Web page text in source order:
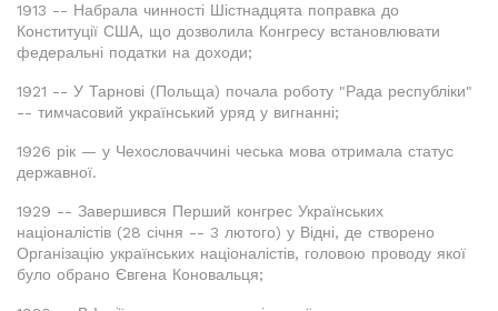
1913 -- Набрала чинності Шістнадцята поправка до
Конституції США, що дозволила Конгресу встановлювати
федеральні податки на доходи;
1921 -- У Тарнові (Польща) почала роботу "Рада республіки"
-- тимчасовий український уряд у вигнанні;
1926 рік — у Чехословаччині чеська мова отримала статус
державної.
1929 -- Завершився Перший конгрес Українських
націоналістів (28 січня -- 3 лютого) у Відні, де створено
Організацію українських націоналістів, головою проводу якої
було обрано Євгена Коновальця;